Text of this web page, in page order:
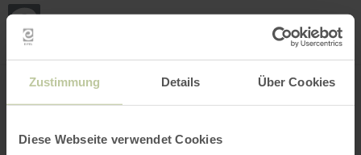
Zustimmung Details Über Cookies
Diese Webseite verwendet Cookies
INTERACTIEVE KAART
Mijn
Filter openen